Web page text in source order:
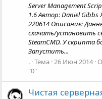
Server Management
1.6 Автор: Daniel
220614 Описание:
скачать/установить
SteamCMD. У скрипта
Запустить...
. Тема 26 Июн 2014
"0"
Чистая